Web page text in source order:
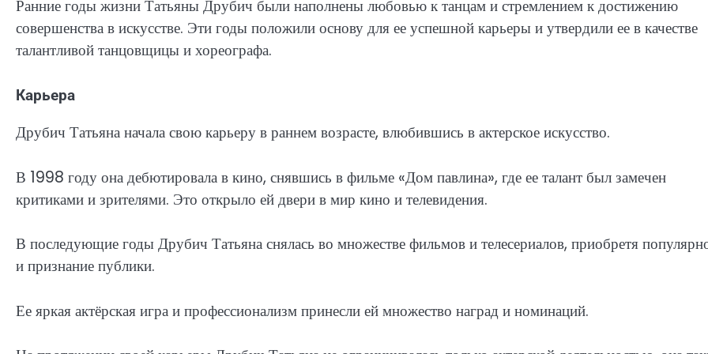
Ранние годы жизни Татьяны Друбич были наполнены любовью к танцам и стремлением к достижению
совершенства в искусстве. Эти годы положили основу для ее успешной карьеры и утвердили ее в качестве
талантливой танцовщицы и хореографа.
Карьера
Друбич Татьяна начала свою карьеру в раннем возрасте, влюбившись в актерское искусство.
В 1998 году она дебютировала в кино, снявшись в фильме «Дом павлина», где ее талант был замечен
критиками и зрителями. Это открыло ей двери в мир кино и телевидения.
В последующие годы Друбич Татьяна снялась во множестве фильмов и телесериалов, приобретя
и признание публики.
Ее яркая актёрская игра и профессионализм принесли ей множество наград и номинаций.